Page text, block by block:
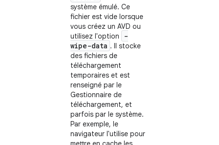
système émulé. Ce
fichier est vide lorsque
vous créez un AVD ou
utilisez l'option
-
wipe-data . Il stocke
des fichiers de
téléchargement
temporaires et est
renseigné par le
Gestionnaire de
téléchargement, et
parfois par le système.
Par exemple, le
navigateur l'utilise pour